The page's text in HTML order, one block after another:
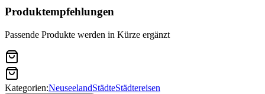
Produktempfehlungen
Passende Produkte werden in Kürze ergänzt
Kategorien:NeuseelandStädteStädtereisen